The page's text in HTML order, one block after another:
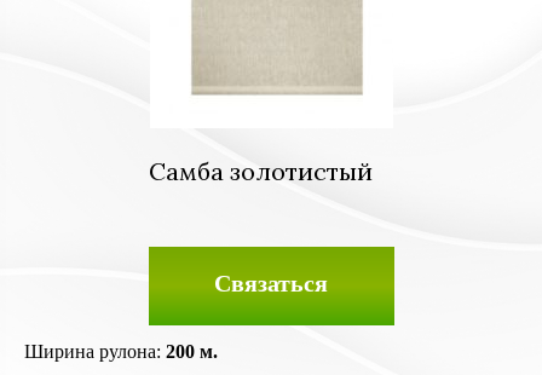
Самба золотистый
Связаться
Ширина рулона: 200 м.